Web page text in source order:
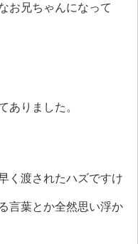
お兄ちゃんになって
ありました。
く渡されたハズですけ
言葉とか全然思い浮か